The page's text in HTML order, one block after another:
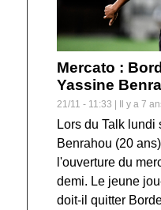
Mercato :
Yassine
21/11 - 11:33 | Il y a 7
Lors du Talk
Benrahou (20
l'ouverture du
demi. Le jeune
doit-il quitter